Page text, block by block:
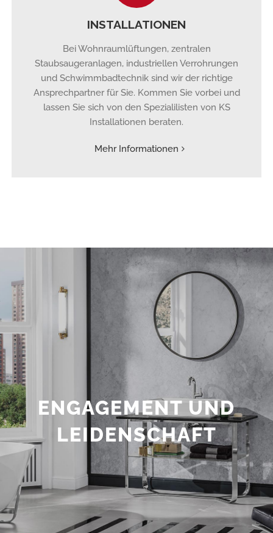
INSTALLATIONEN
Bei Wohnraumlüftungen, zentralen
Staubsaugeranlagen, industriellen Verrohrungen
und Schwimmbadtechnik sind wir der richtige
Ansprechpartner für Sie. Kommen Sie vorbei und
lassen Sie sich von den Spezialilisten von KS
Installationen beraten.
Mehr Informationen
ENGAGEMENT UND
LEIDENSCHAFT